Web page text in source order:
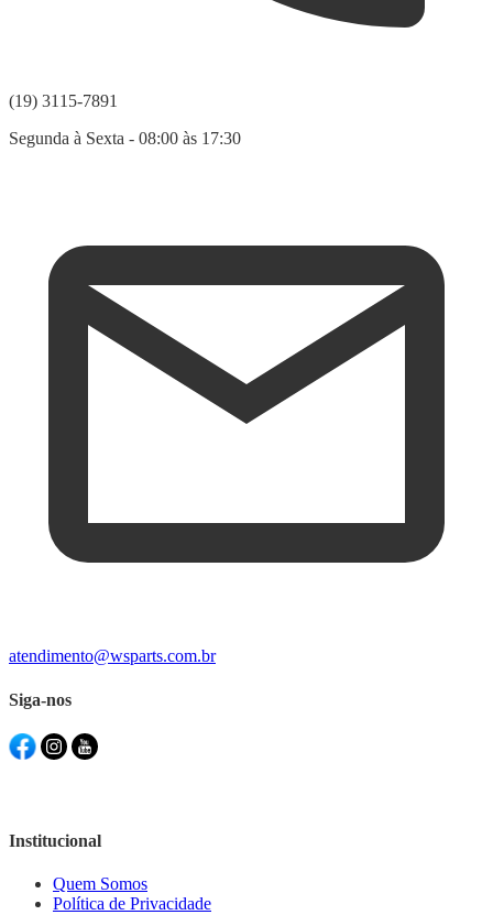
(19) 3115-7891
Segunda à Sexta - 08:00 às 17:30
atendimento@wsparts.com.br
Siga-nos
Institucional
Quem Somos
Política de Privacidade